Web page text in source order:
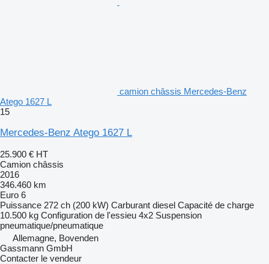
camion châssis Mercedes-Benz
Atego 1627 L
15
Mercedes-Benz Atego 1627 L
25.900 € HT
Camion châssis
2016
346.460 km
Euro 6
Puissance 272 ch (200 kW) Carburant diesel Capacité de charge
10.500 kg Configuration de l'essieu 4x2 Suspension
pneumatique/pneumatique
Allemagne, Bovenden
Gassmann GmbH
Contacter le vendeur